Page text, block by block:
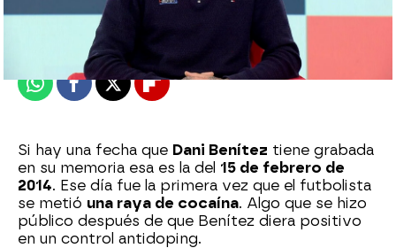
Publicado: 12 de abril de 2024, 15:01
WhatsappFacebook
X Flipboard
Si hay una fecha que Dani Benítez tiene grabada
en su memoria esa es la del 15 de febrero de
2014. Ese día fue la primera vez que el futbolista
se metió una raya de cocaína. Algo que se hizo
público después de que Benítez diera positivo
en un control antidoping.